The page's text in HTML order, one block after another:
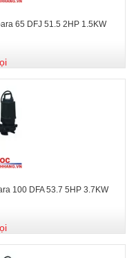
65 DFJ 51.5 2HP 1.5KW
100 DFA 53.7 5HP 3.7KW